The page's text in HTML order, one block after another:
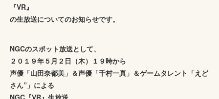
『VR』
の生放送についてのお知らせです。
NGCのスポット放送として、
２０１９年５月２日（木）１９時から
声優「山田奈都美」＆声優「千村一真」＆ゲームタレント「えど
さん”」による